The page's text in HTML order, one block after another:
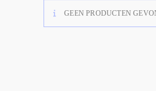
GEEN PRODUCTEN